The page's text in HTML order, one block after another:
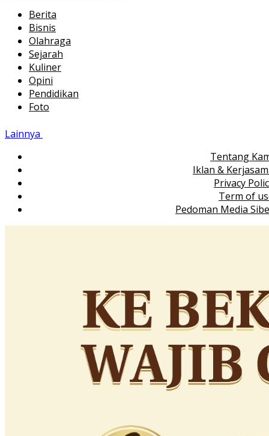
Berita
Bisnis
Olahraga
Sejarah
Kuliner
Opini
Pendidikan
Foto
Lainnya
Tentang
Iklan &
Privacy
Term of
Pedoman Media